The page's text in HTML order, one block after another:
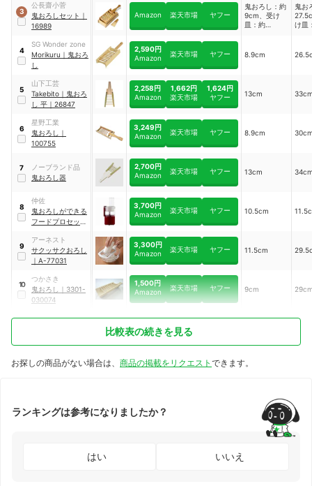
3
公長齋小菅
鬼おろしセット ｜
16989
Amazon 楽天市場 ヤフー
鬼おろし：約
9cm、受け
皿：約
4cm
鬼お
け皿
10cm
4
SG Wonder zone
Morikuru ｜ 鬼おろ
し
2,590円
Amazon
楽天市場 ヤフー 8.9cm
5
山下工芸
Takebito ｜ 鬼おろ
し 平 ｜ 26847
2,258円
Amazon
1,662円
楽天市場
1,624円
ヤフー
13cm
6
星野工業
鬼おろし
｜
100755
3,249円
Amazon
楽天市場 ヤフー 8.9cm
7
ノーブランド品
鬼おろし器
2,700円
Amazon
楽天市場 ヤフー 13cm
8
仲佐
鬼おろしができる
フードプロセッサ
3,700円
Amazon
楽天市場 ヤフー 10.5cm
9
アーネスト
サクッサクおろし
｜ A-77031
3,300円
Amazon
楽天市場 ヤフー 11.5cm
10
つかさき
鬼おろし
｜ 3301-
030074
1,500円
Amazon
楽天市場 ヤフー 9cm
比較表の続きを見る
お探しの商品がない場合は、 商品の掲載をリクエスト できます。
ランキングは参考になりましたか？
はい いいえ